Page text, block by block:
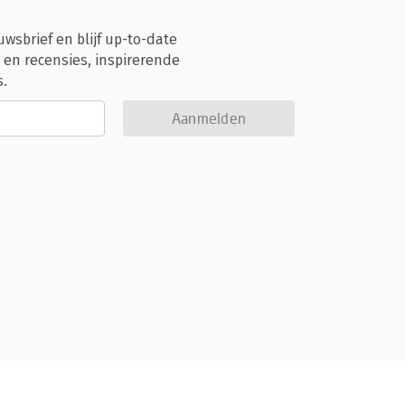
en blijf up-to-date
recensies, inspirerende
Aanmelden